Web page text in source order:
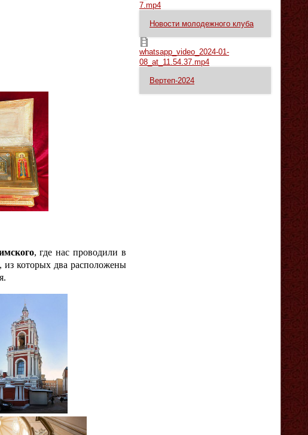
, где нас проводили в
из которых два расположены
7.mp4
Новости молодежного клуба
whatsapp_video_2024-01-08_at_11.54.37.mp4
whatsapp_video_2024-01-
08_at_11.54.37.mp4
Вертеп-2024